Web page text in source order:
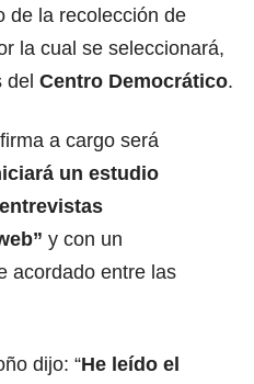
de la recolección de
la cual se seleccionará,
del Centro Democrático.
a cargo será
un estudio
y con un
acordado entre las
dijo: “He leído el